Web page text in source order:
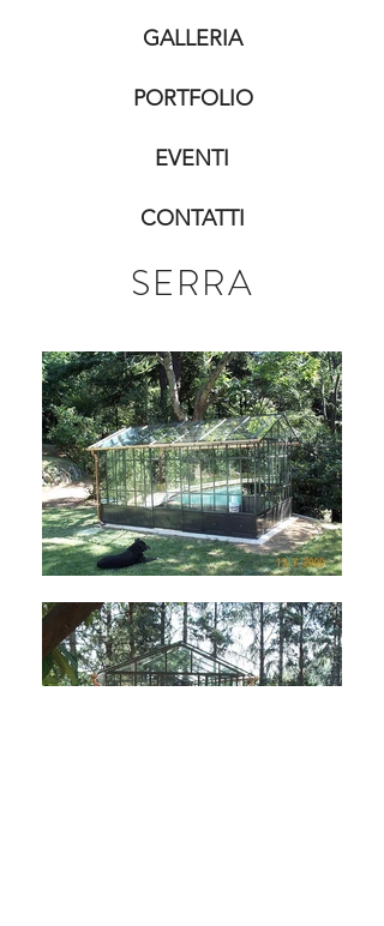
GALLERIA
PORTFOLIO
EVENTI
CONTATTI
SERRA